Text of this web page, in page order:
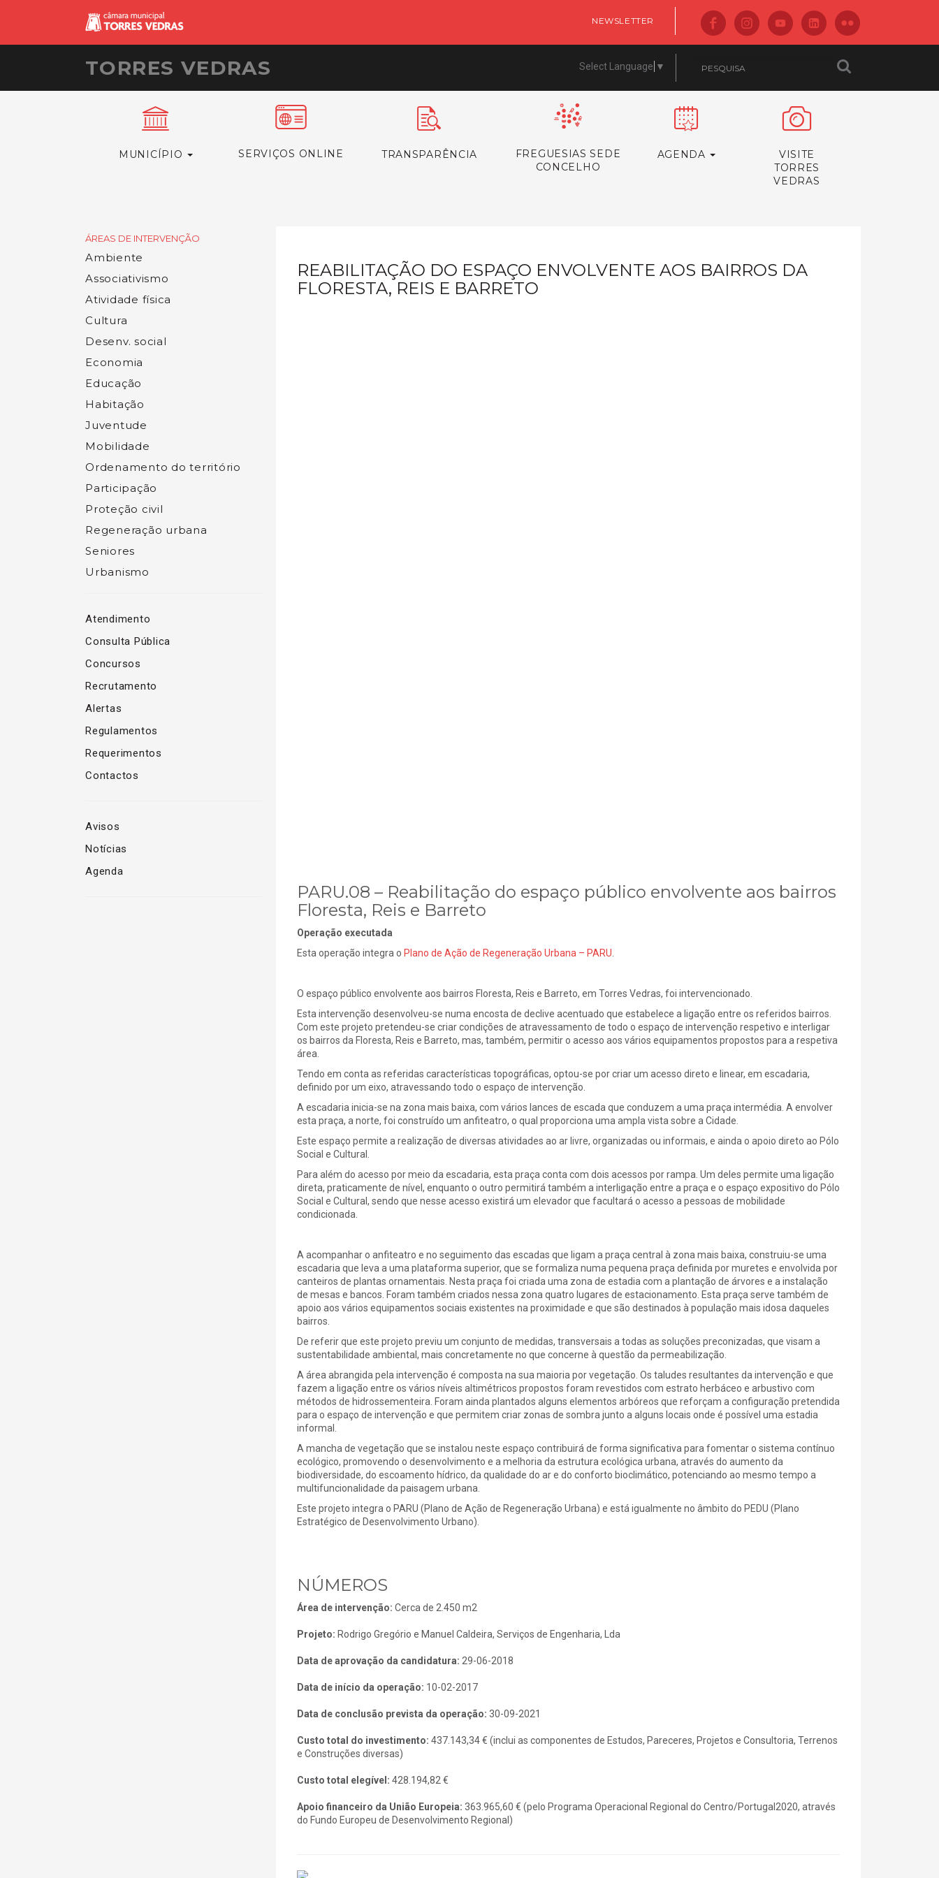
NEWSLETTER
TORRES VEDRAS Select Language ▼
MUNICÍPIO SERVIÇOS ONLINE TRANSPARÊNCIA
FREGUESIAS SEDE
CONCELHO
AGENDA
VISITE
TORRES
VEDRAS
ÁREAS DE INTERVENÇÃO
Ambiente
Associativismo
Atividade física
Cultura
Desenv. social
Economia
Educação
Habitação
Juventude
Mobilidade
Ordenamento do território
Participação
Proteção civil
Regeneração urbana
Seniores
Urbanismo
Atendimento
Consulta Pública
Concursos
Recrutamento
Alertas
Regulamentos
Requerimentos
Contactos
Avisos
Notícias
Agenda
REABILITAÇÃO DO ESPAÇO ENVOLVENTE AOS BAIRROS DA
FLORESTA, REIS E BARRETO
PARU.08 – Reabilitação do espaço público envolvente aos bairros
Floresta, Reis e Barreto
Operação executada
Esta operação integra o Plano de Ação de Regeneração Urbana – PARU
O espaço público envolvente aos bairros Floresta, Reis e Barreto, em Torres Vedras, foi intervencionado.
Esta intervenção desenvolveu-se numa encosta de declive acentuado que estabelece a ligação entre os referidos bairros.
Com este projeto pretendeu-se criar condições de atravessamento de todo o espaço de intervenção respetivo e interligar
os bairros da Floresta, Reis e Barreto, mas, também, permitir o acesso aos vários equipamentos propostos para a respetiva
área.
Tendo em conta as referidas características topográficas, optou-se por criar um acesso direto e linear, em escadaria,
definido por um eixo, atravessando todo o espaço de intervenção.
A escadaria inicia-se na zona mais baixa, com vários lances de escada que conduzem a uma praça intermédia. A envolver
esta praça, a norte, foi construído um anfiteatro, o qual proporciona uma ampla vista sobre a Cidade.
Este espaço permite a realização de diversas atividades ao ar livre, organizadas ou informais, e ainda o apoio direto ao Pólo
Social e Cultural.
Para além do acesso por meio da escadaria, esta praça conta com dois acessos por rampa. Um deles permite uma ligação
direta, praticamente de nível, enquanto o outro permitirá também a interligação entre a praça e o espaço expositivo do Pólo
Social e Cultural, sendo que nesse acesso existirá um elevador que facultará o acesso a pessoas de mobilidade
condicionada.
A acompanhar o anfiteatro e no seguimento das escadas que ligam a praça central à zona mais baixa, construiu-se uma
escadaria que leva a uma plataforma superior, que se formaliza numa pequena praça definida por muretes e envolvida por
canteiros de plantas ornamentais. Nesta praça foi criada uma zona de estadia com a plantação de árvores e a instalação
de mesas e bancos. Foram também criados nessa zona quatro lugares de estacionamento. Esta praça serve também de
apoio aos vários equipamentos sociais existentes na proximidade e que são destinados à população mais idosa daqueles
bairros.
De referir que este projeto previu um conjunto de medidas, transversais a todas as soluções preconizadas, que visam a
sustentabilidade ambiental, mais concretamente no que concerne à questão da permeabilização.
A área abrangida pela intervenção é composta na sua maioria por vegetação. Os taludes resultantes da intervenção e que
fazem a ligação entre os vários níveis altimétricos propostos foram revestidos com estrato herbáceo e arbustivo com
métodos de hidrossementeira. Foram ainda plantados alguns elementos arbóreos que reforçam a configuração pretendida
para o espaço de intervenção e que permitem criar zonas de sombra junto a alguns locais onde é possível uma estadia
informal.
A mancha de vegetação que se instalou neste espaço contribuirá de forma significativa para fomentar o sistema contínuo
ecológico, promovendo o desenvolvimento e a melhoria da estrutura ecológica urbana, através do aumento da
biodiversidade, do escoamento hídrico, da qualidade do ar e do conforto bioclimático, potenciando ao mesmo tempo a
multifuncionalidade da paisagem urbana.
Este projeto integra o PARU (Plano de Ação de Regeneração Urbana) e está igualmente no âmbito do PEDU (Plano
Estratégico de Desenvolvimento Urbano).
NÚMEROS
Área de intervenção: Cerca de 2.450 m2
Projeto: Rodrigo Gregório e Manuel Caldeira, Serviços de Engenharia, Lda
Data de aprovação da candidatura: 29-06-2018
Data de início da operação: 10-02-2017
Data de conclusão prevista da operação: 30-09-2021
Custo total do investimento: 437.143,34 € (inclui as componentes de Estudos, Pareceres, Projetos e Consultoria, Terrenos
e Construções diversas)
Custo total elegível: 428.194,82 €
Apoio financeiro da União Europeia: 363.965,60 € (pelo Programa Operacional Regional do Centro/Portugal2020, através
do Fundo Europeu de Desenvolvimento Regional)